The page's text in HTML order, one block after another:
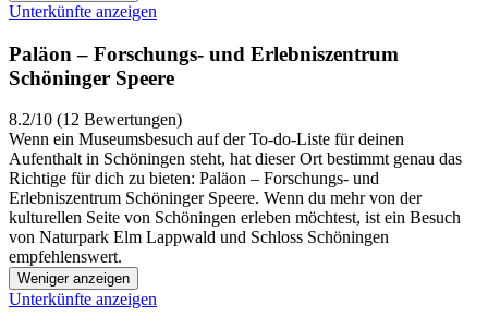
Unterkünfte anzeigen
Paläon – Forschungs- und Erlebniszentrum
Schöninger Speere
8.2/10 (12 Bewertungen)
Wenn ein Museumsbesuch auf der To-do-Liste für deinen
Aufenthalt in Schöningen steht, hat dieser Ort bestimmt genau das
Richtige für dich zu bieten: Paläon – Forschungs- und
Erlebniszentrum Schöninger Speere. Wenn du mehr von der
kulturellen Seite von Schöningen erleben möchtest, ist ein Besuch
von Naturpark Elm Lappwald und Schloss Schöningen
empfehlenswert.
Weniger anzeigen
Unterkünfte anzeigen